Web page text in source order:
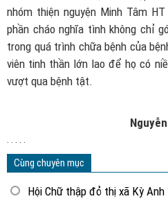
nhóm thiện nguyện Minh Tâm
phần cháo nghĩa tình không chỉ
trong quá trình chữa bệnh của
viên tinh thần lớn lao để họ có
vượt qua bệnh tật.
. . . . .
Cùng chuyên mục
Hội Chữ thập đỏ thị xã Kỳ